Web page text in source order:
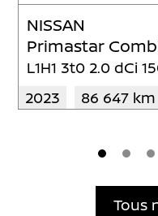
NISSAN
Primastar
L1H1 3t0 2.0 dCi
2023
86 647 km
Tous